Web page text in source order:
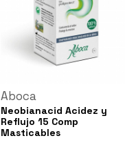
Aboca
Neobianacid Acidez y
Reflujo 15 Comp
Masticables